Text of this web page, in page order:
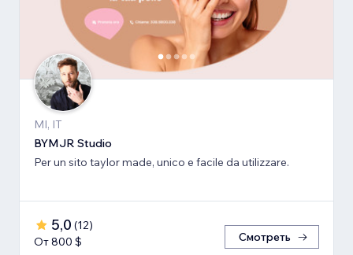
MI, IT
BYMJR Studio
Per un sito taylor made, unico e facile da utilizzare.
5,0 (12)
От 800 $
Смотреть